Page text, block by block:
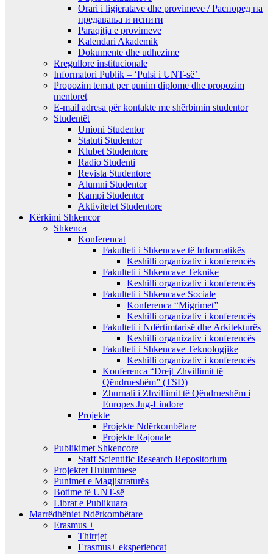
Orari i ligjeratave dhe provimeve / Распоред на
предавањa и испити
Paraqitja e provimeve
Kalendari Akademik
Dokumente dhe udhezime
Rregullore institucionale
Informatori Publik – ‘Pulsi i UNT-së’
Propozim temat per punim diplome dhe propozim
mentoret
E-mail adresa për kontakte me shërbimin studentor
Studentët
Unioni Studentor
Statuti Studentor
Klubet Studentore
Radio Studenti
Revista Studentore
Alumni Studentor
Kampi Studentor
Aktivitetet Studentore
Kërkimi Shkencor
Shkenca
Konferencat
Fakulteti i Shkencave të Informatikës
Keshilli organizativ i konferencës
Fakulteti i Shkencave Teknike
Keshilli organizativ i konferencës
Fakulteti i Shkencave Sociale
Konferenca “Migrimet”
Keshilli organizativ i konferencës
Fakulteti i Ndërtimtarisë dhe Arkitekturës
Keshilli organizativ i konferencës
Fakulteti i Shkencave Teknologjike
Keshilli organizativ i konferencës
Konferenca “Drejt Zhvillimit të
Qëndrueshëm” (TSD)
Zhurnali i Zhvillimit të Qëndrueshëm i
Europes Jug-Lindore
Projekte
Projekte Ndërkombëtare
Projekte Rajonale
Publikimet Shkencore
Staff Scientific Research Repositorium
Projektet Hulumtuese
Punimet e Magjistraturës
Botime të UNT-së
Librat e Publikuara
Marrëdhëniet Ndërkombëtare
Erasmus +
Thirrjet
Erasmus+ eksperiencat